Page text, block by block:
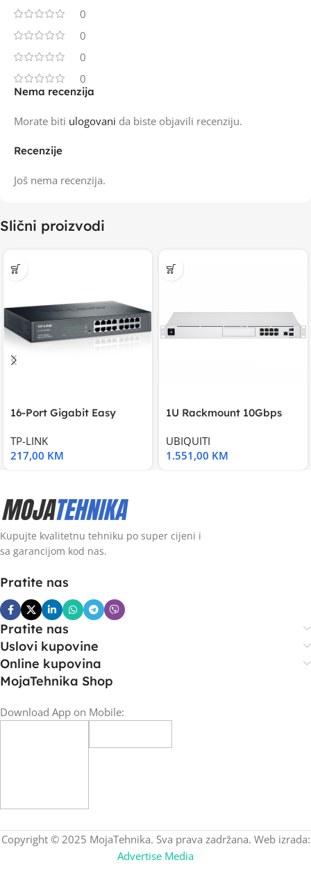
0
0
0
0
Recenzije
Još nema recenzija.
Nema recenzija
Morate biti ulogovani da biste objavili recenziju.
Slični proizvodi
16-Port Gigabit Easy
TP-LINK
217,00 KM
1U Rackmount 10Gbps
UBIQUITI
1.551,00 KM
Kupujte kvalitetnu tehniku po super cijeni i
sa garancijom kod nas.
Pratite nas
Pratite nas
Uslovi kupovine
Online kupovina
MojaTehnika Shop
Download App on Mobile:
Copyright © 2025 MojaTehnika. Sva prava zadržana. Web izrada:
Advertise Media